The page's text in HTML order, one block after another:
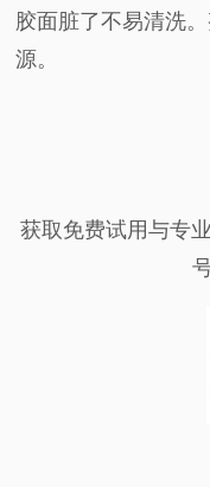
胶面脏了不易清洗
源。
获取免费试用与专